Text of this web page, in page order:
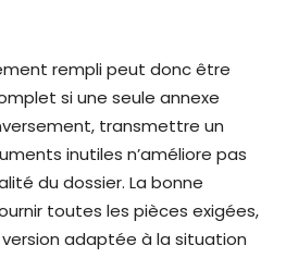
rempli peut donc être
si une seule annexe
transmettre un
inutiles n’améliore pas
du dossier. La bonne
toutes les pièces exigées,
adaptée à la situation